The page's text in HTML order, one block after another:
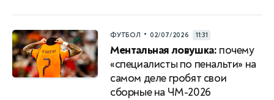
ФУТБОЛ • 02/07/2026 11:31
Ментальная ловушка: почему
«специалисты по пенальти» на
самом деле гробят свои
сборные на ЧМ-2026